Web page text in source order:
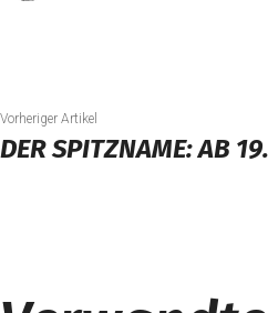
Vorheriger Artikel
DER SPITZNAME: AB